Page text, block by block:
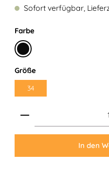
Sofort verfügbar,
Farbeauswählen
Schwarz
Größeauswählen
34
Produkt Anzahl: Gib
In den